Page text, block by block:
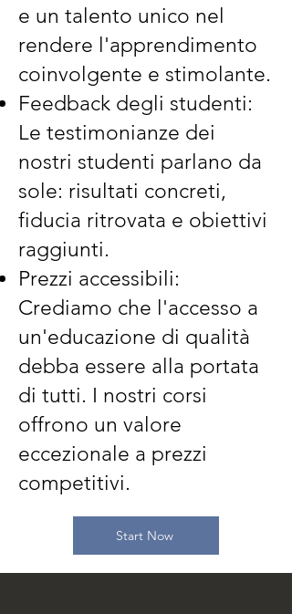
e un talento unico nel
rendere l'apprendimento
coinvolgente e stimolante.
Feedback degli studenti:
Le testimonianze dei
nostri studenti parlano da
sole: risultati concreti,
fiducia ritrovata e obiettivi
raggiunti.
Prezzi accessibili:
Crediamo che l'accesso a
un'educazione di qualità
debba essere alla portata
di tutti. I nostri corsi
offrono un valore
eccezionale a prezzi
competitivi.
Start Now